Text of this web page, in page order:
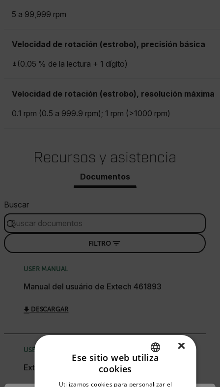
5 a 99,999 rpm
Velocidad de rotación (estrobo), precisión básica
±(0.05 % de la lectura + 1 dígito)
Velocidad de rotación (estrobo), resolución máxima
0.1 rpm (0.5 a 999.9 rpm); 1 rpm (>1000 rpm)
Recursos y asistencia
Documentos
Buscar
FILTRO
USER MANUAL
Manual del usuário de Extech 461893
DESCARGAR
USER MANUAL
Extech 461893 User Manual
×
Ese sitio web utiliza
cookies
Utilizamos cookies para personalizar el